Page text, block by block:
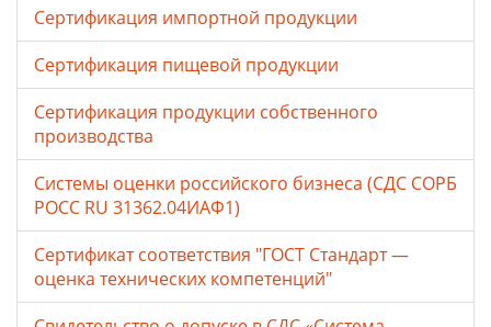
Сертификация импортной продукции
Сертификация пищевой продукции
Сертификация продукции собственного
производства
Системы оценки российского бизнеса (СДС СОРБ
РОСС RU 31362.04ИАФ1)
Сертификат соответствия "ГОСТ Стандарт —
оценка технических компетенций"